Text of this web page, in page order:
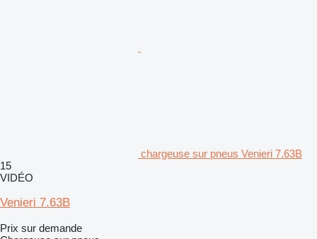
chargeuse sur pneus Venieri 7.63B
15
VIDÉO
Venieri 7.63B
Prix sur demande